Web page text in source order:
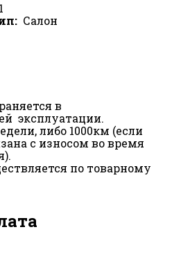
Салон
в
эксплуатации.
либо 1000км (если
с износом во время
по товарному